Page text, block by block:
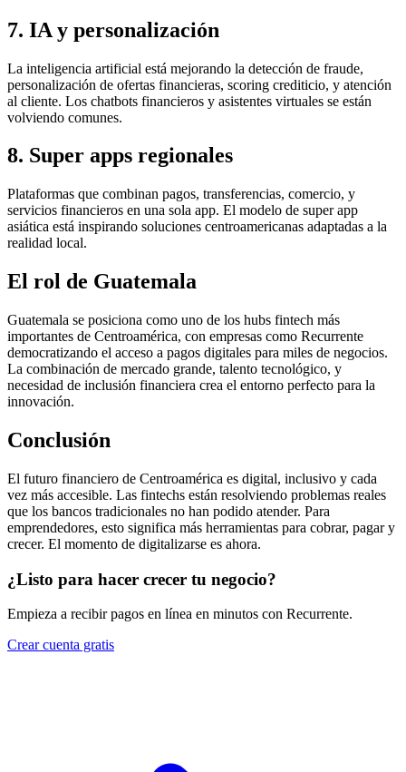
7. IA y personalización
La inteligencia artificial está mejorando la detección de fraude,
personalización de ofertas financieras, scoring crediticio, y atención
al cliente. Los chatbots financieros y asistentes virtuales se están
volviendo comunes.
8. Super apps regionales
Plataformas que combinan pagos, transferencias, comercio, y
servicios financieros en una sola app. El modelo de super app
asiática está inspirando soluciones centroamericanas adaptadas a la
realidad local.
El rol de Guatemala
Guatemala se posiciona como uno de los hubs fintech más
importantes de Centroamérica, con empresas como Recurrente
democratizando el acceso a pagos digitales para miles de negocios.
La combinación de mercado grande, talento tecnológico, y
necesidad de inclusión financiera crea el entorno perfecto para la
innovación.
Conclusión
El futuro financiero de Centroamérica es digital, inclusivo y cada
vez más accesible. Las fintechs están resolviendo problemas reales
que los bancos tradicionales no han podido atender. Para
emprendedores, esto significa más herramientas para cobrar, pagar y
crecer. El momento de digitalizarse es ahora.
¿Listo para hacer crecer tu negocio?
Empieza a recibir pagos en línea en minutos con Recurrente.
Crear cuenta gratis